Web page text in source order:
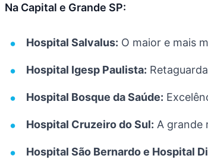
Na Capital e Grande SP:
Hospital Salvalus: O maior e mais
Hospital Igesp Paulista:
Hospital Bosque da Saúde:
Hospital Cruzeiro do Sul: A grande
Hospital São Bernardo e Hospital